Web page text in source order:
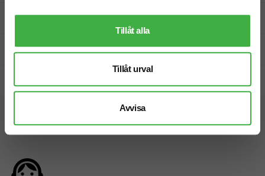
Tillåt alla
Tillåt urval
Avvisa
Fri offert
Prisgaranti
Vi hjälper dig gärna!